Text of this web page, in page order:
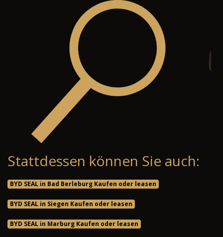
Stattdessen können Sie auch:
BYD SEAL in Bad Berleburg Kaufen oder leasen
BYD SEAL in Siegen Kaufen oder leasen
BYD SEAL in Marburg Kaufen oder leasen